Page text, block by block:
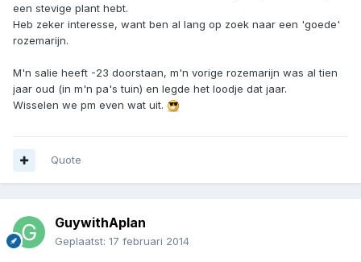
een stevige plant hebt.
Heb zeker interesse, want ben al lang op zoek naar een 'goede'
rozemarijn.
M'n salie heeft -23 doorstaan, m'n vorige rozemarijn was al tien
jaar oud (in m'n pa's tuin) en legde het loodje dat jaar.
Wisselen we pm even wat uit.
Quote
GuywithAplan
Geplaatst: 17 februari 2014